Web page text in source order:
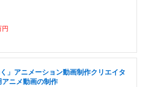
円
」アニメーション動画制作クリエイタ
ニメ動画の制作